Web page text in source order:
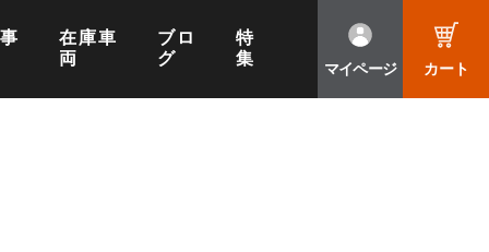
在庫車
両
ブロ
グ
特
集
マイページ カート